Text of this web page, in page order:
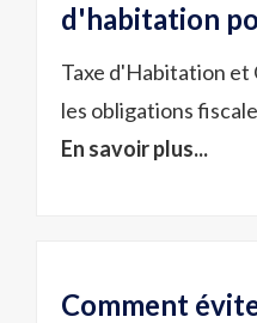
d'habitation
Taxe d'Habitation et
les obligations
En savoir plus...
Comment